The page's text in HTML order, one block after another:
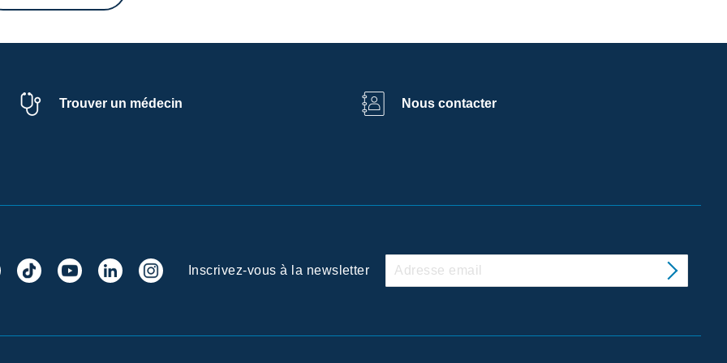
Trouver un médecin Nous contacter
Inscrivez-vous à la newsletter